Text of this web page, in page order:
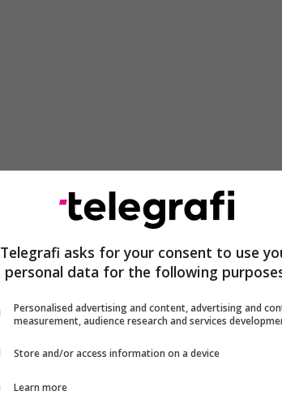
Telegrafi asks for your consent to use
personal data for the following
Personalised advertising and content, advertising and
measurement, audience research and services
Store and/or access information on a device
Learn more